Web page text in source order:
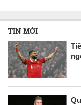
TIN MỚI